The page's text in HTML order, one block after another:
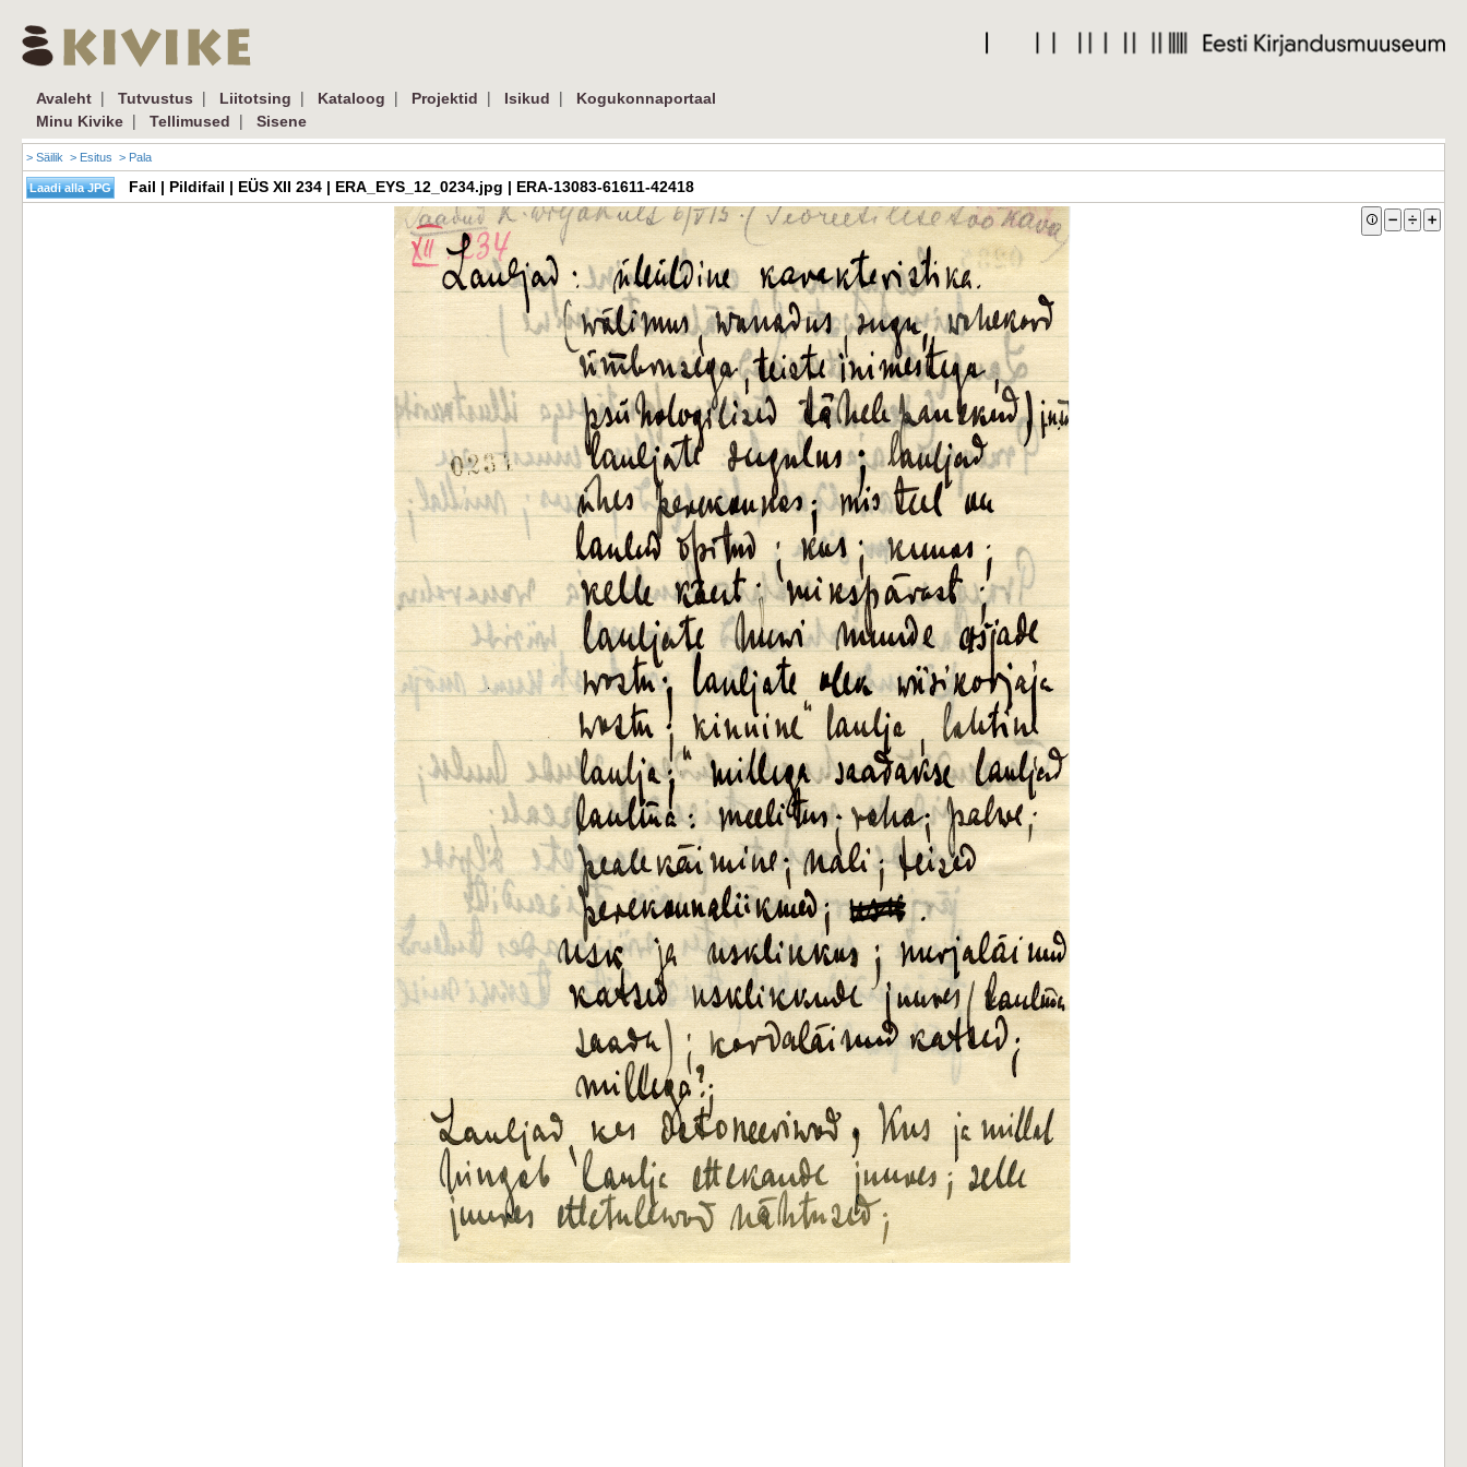
Avaleht | Tutvustus | Liitotsing | Kataloog | Projektid | Isikud |
Kogukonnaportaal
Minu Kivike | Tellimused | Sisene
> Säilik > Esitus > Pala
Fail | Pildifail | EÜS XII 234 | ERA_EYS_12_0234.jpg | ERA-13083-61611-42418